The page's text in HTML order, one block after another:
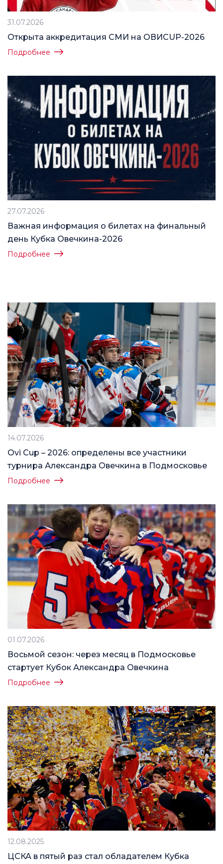
31.07.2026
Открыта аккредитация СМИ на ОВИCUP-2026
Подробнее
27.07.2026
Важная информация о билетах на финальный
день Кубка Овечкина-2026
Подробнее
14.07.2026
Ovi Cup – 2026: определены все участники
турнира Александра Овечкина в Подмосковье
Подробнее
01.07.2026
Восьмой сезон: через месяц в Подмосковье
стартует Кубок Александра Овечкина
Подробнее
12.08.2025
ЦСКА в пятый раз стал обладателем Кубка